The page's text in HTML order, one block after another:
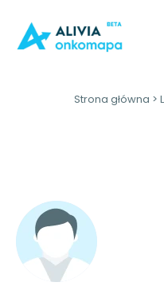
Strona główna >